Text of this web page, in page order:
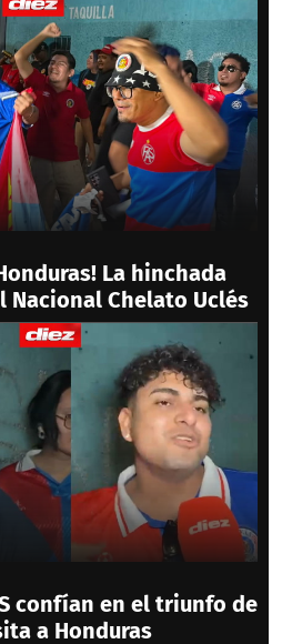
La hinchada
Nacional Chelato Uclés
confían en el triunfo de
a Honduras